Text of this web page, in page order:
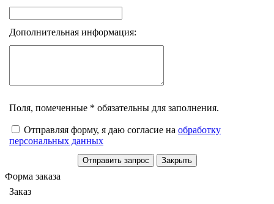
Дополнительная информация:
Поля, помеченные * обязательны для заполнения.
Отправляя форму, я даю согласие на обработку
персональных данных
Форма заказа
Заказ